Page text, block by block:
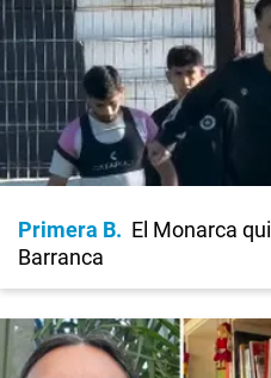
Primera B
El Monarca
Barranca